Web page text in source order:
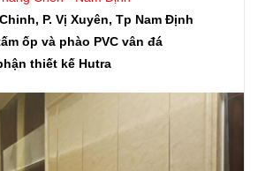
P. Vị Xuyên, Tp Nam Định
ốp và phào PVC vân đá
thiết kế Hutra